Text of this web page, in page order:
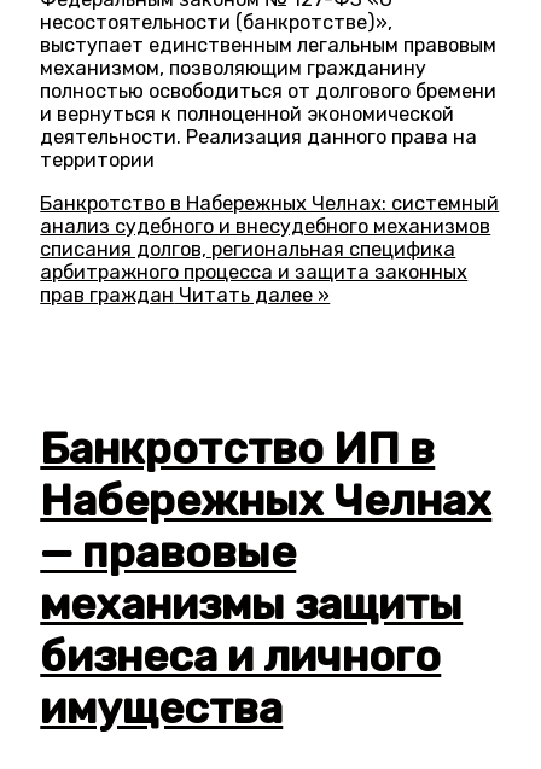
несостоятельности (банкротстве)»,
выступает единственным легальным правовым
механизмом, позволяющим гражданину
полностью освободиться от долгового бремени
и вернуться к полноценной экономической
деятельности. Реализация данного права на
территории
Банкротство в Набережных Челнах: системный
анализ судебного и внесудебного механизмов
списания долгов, региональная специфика
арбитражного процесса и защита законных
прав граждан Читать далее »
Банкротство ИП в
Набережных Челнах
— правовые
механизмы защиты
бизнеса и личного
имущества